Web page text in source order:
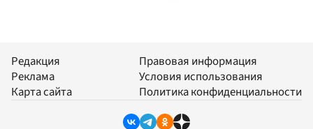
Редакция
Реклама
Карта сайта
Правовая информация
Условия использования
Политика конфиденциальности